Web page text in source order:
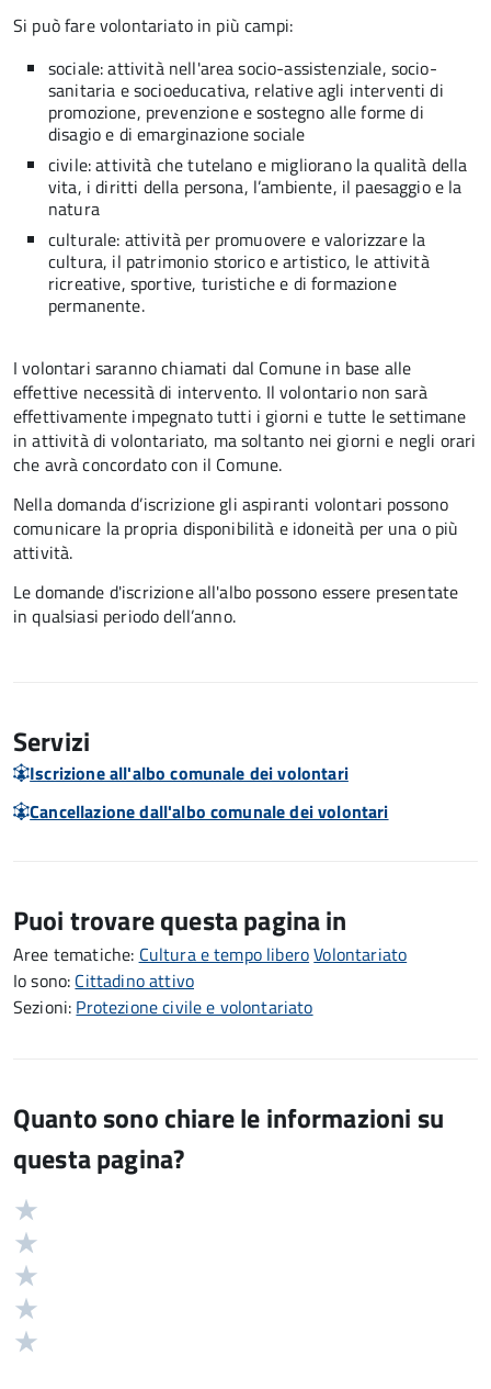
Si può fare volontariato in più campi:
sociale: attività nell'area socio-assistenziale, socio-
sanitaria e socioeducativa, relative agli interventi di
promozione, prevenzione e sostegno alle forme di
disagio e di emarginazione sociale
civile: attività che tutelano e migliorano la qualità della
vita, i diritti della persona, l’ambiente, il paesaggio e la
natura
culturale: attività per promuovere e valorizzare la
cultura, il patrimonio storico e artistico, le attività
ricreative, sportive, turistiche e di formazione
permanente.
I volontari saranno chiamati dal Comune in base alle
effettive necessità di intervento. Il volontario non sarà
effettivamente impegnato tutti i giorni e tutte le settimane
in attività di volontariato, ma soltanto nei giorni e negli orari
che avrà concordato con il Comune.
Nella domanda d’iscrizione gli aspiranti volontari possono
comunicare la propria disponibilità e idoneità per una o più
attività.
Le domande d'iscrizione all'albo possono essere presentate
in qualsiasi periodo dell’anno.
Servizi
Iscrizione all'albo comunale dei volontari
Cancellazione dall'albo comunale dei volontari
Puoi trovare questa pagina in
Aree tematiche: Cultura e tempo liberoVolontariato
Io sono: Cittadino attivo
Sezioni: Protezione civile e volontariato
Quanto sono chiare le informazioni su
questa pagina?
Valutazione